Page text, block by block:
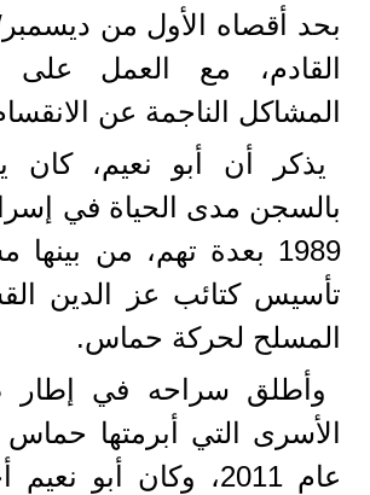
بحد أقصاه الأول من
القادم، مع العمل على
المشاكل الناجمة عن
يذكر أن أبو نعيم،
بالسجن مدى الحياة في
1989 بعدة تهم، من
تأسيس كتائب عز الدين
المسلح لحركة حماس.
وأطلق سراحه في إطار
الأسرى التي أبرمتها
عام 2011، وكان أبو